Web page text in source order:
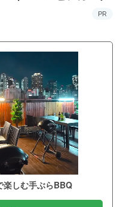
PR
楽しむ手ぶらBBQ